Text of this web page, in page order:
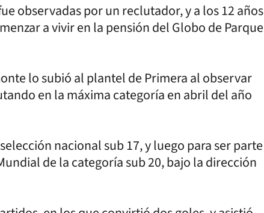
observadas por un reclutador, y a los 12 años
a vivir en la pensión del Globo de Parque
lo subió al plantel de Primera al observar
en la máxima categoría en abril del año
nacional sub 17, y luego para ser parte
de la categoría sub 20, bajo la dirección